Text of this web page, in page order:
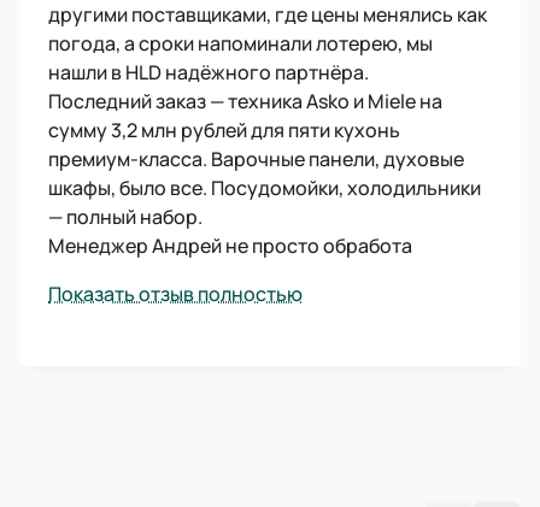
другими поставщиками, где цены менялись как
погода, а сроки напоминали лотерею, мы
нашли в HLD надёжного партнёра.
Последний заказ — техника Asko и Miele на
сумму 3,2 млн рублей для пяти кухонь
премиум-класса. Варочные панели, духовые
шкафы, было все. Посудомойки, холодильники
— полный набор.
Менеджер Андрей не просто обработа
Показать отзыв полностью